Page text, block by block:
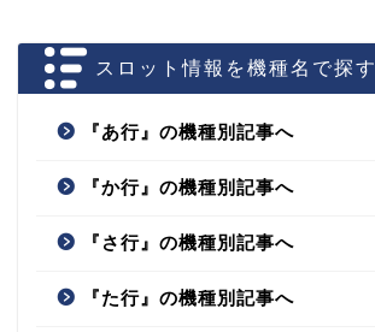
スロット情報を機種名で探す
『あ行』の機種別記事へ
『か行』の機種別記事へ
『さ行』の機種別記事へ
『た行』の機種別記事へ